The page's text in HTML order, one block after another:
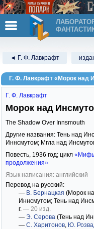
◄ Г. Ф. Лавкрафт
Г. Ф. Лавкрафт «Морок над
Г. Ф. Лавкрафт
Морок над
The Shadow Over Innsmouth
Другие названия: Тень над
Иннсмутом; Мгла над
Повесть, 1936 год; цикл
продолжения»
Язык написания: английский
Перевод на русский:
— В. Бернацкая (Морок
Иннсмутом; Тень над
г. — 20 изд.
— Э. Серова (Тень над
— С. Харитонов, Ю.